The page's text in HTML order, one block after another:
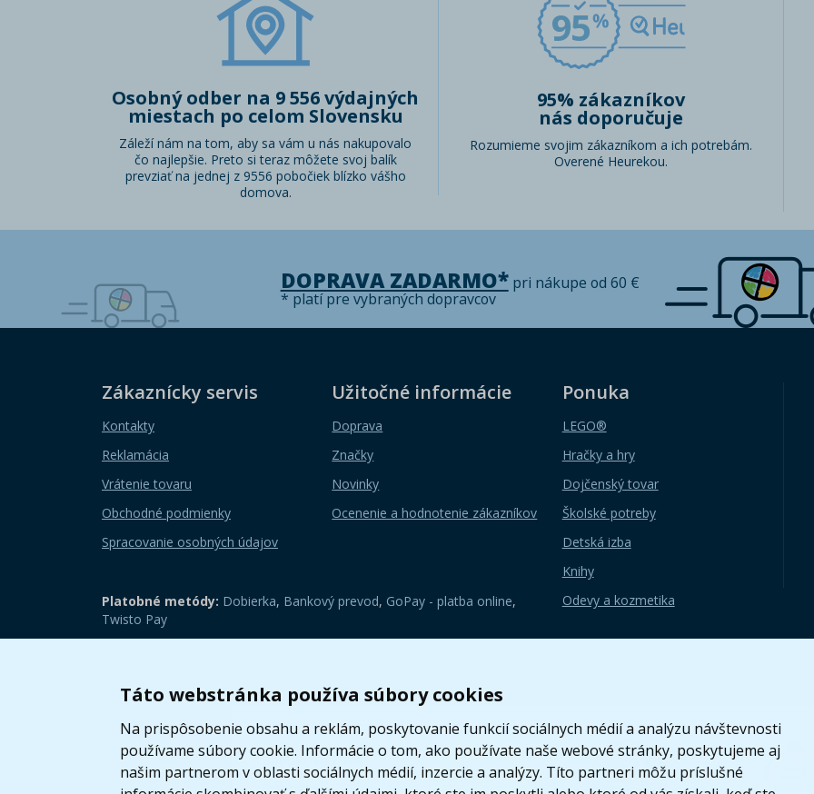
Táto webstránka používa súbory cookies
Na prispôsobenie obsahu a reklám, poskytovanie funkcií sociálnych médií a analýzu návštevnosti
používame súbory cookie. Informácie o tom, ako používate naše webové stránky, poskytujeme aj
našim partnerom v oblasti sociálnych médií, inzercie a analýzy. Títo partneri môžu príslušné
Osobný odber na 9 556 výdajných
miestach po celom Slovensku
Záleží nám na tom, aby sa vám u nás nakupovalo
čo najlepšie. Preto si teraz môžete svoj balík
prevziať na jednej z 9556 pobočiek blízko vášho
domova.
95
95% zákazníkov
nás doporučuje
Rozumieme svojim zákazníkom a ich potrebám.
Overené Heurekou.
DOPRAVA ZADARMO*pri nákupe od 60 €
* platí pre vybraných dopravcov
Zákaznícky servis
Kontakty
Reklamácia
Vrátenie tovaru
Obchodné podmienky
Spracovanie osobných údajov
Užitočné informácie
Doprava
Značky
Novinky
Ocenenie a hodnotenie zákazníkov
Ponuka
LEGO®
Hračky a hry
Dojčenský tovar
Školské potreby
Detská izba
Knihy
Odevy a kozmetika
Platobné metódy: Dobierka, Bankový prevod, GoPay - platba online,
Twisto Pay